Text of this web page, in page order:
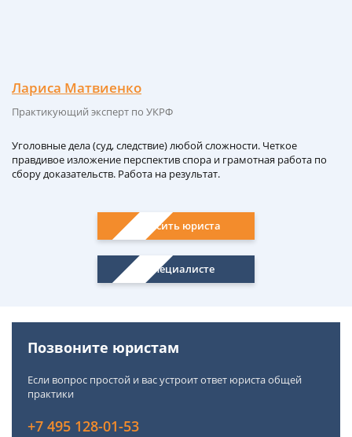
Лариса Матвиенко
Практикующий эксперт по УКРФ
Уголовные дела (суд, следствие) любой сложности. Четкое
правдивое изложение перспектив спора и грамотная работа по
сбору доказательств. Работа на результат.
Спросить юриста
О специалисте
Позвоните юристам
Если вопрос простой и вас устроит ответ юриста общей
практики
+7 495 128-01-53